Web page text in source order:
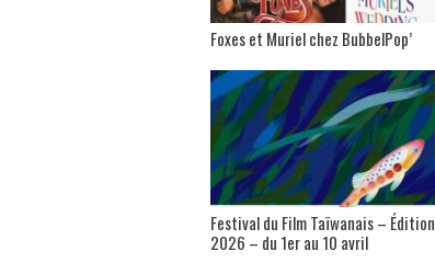
Foxes et Muriel chez BubbelPop’
Festival du Film Taïwanais – Édition
2026 – du 1er au 10 avril